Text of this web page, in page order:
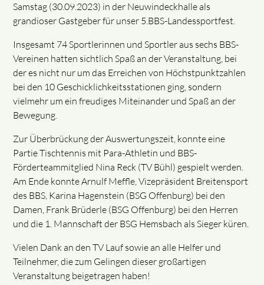
Samstag (30.09.2023) in der Neuwindeckhalle als
grandioser Gastgeber für unser 5.BBS-Landessportfest.
Insgesamt 74 Sportlerinnen und Sportler aus sechs BBS-
Vereinen hatten sichtlich Spaß an der Veranstaltung, bei
der es nicht nur um das Erreichen von Höchstpunktzahlen
bei den 10 Geschicklichkeitsstationen ging, sondern
vielmehr um ein freudiges Miteinander und Spaß an der
Bewegung.
Zur Überbrückung der Auswertungszeit, konnte eine
Partie Tischtennis mit Para-Athletin und BBS-
Förderteammitglied Nina Reck (TV Bühl) gespielt werden.
Am Ende konnte Arnulf Meffle, Vizepräsident Breitensport
des BBS, Karina Hagenstein (BSG Offenburg) bei den
Damen, Frank Brüderle (BSG Offenburg) bei den Herren
und die 1. Mannschaft der BSG Hemsbach als Sieger küren.
Vielen Dank an den TV Lauf sowie an alle Helfer und
Teilnehmer, die zum Gelingen dieser großartigen
Veranstaltung beigetragen haben!